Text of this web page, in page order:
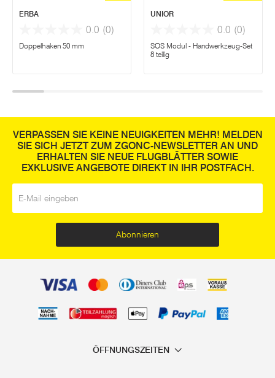
ERBA
0.0 (0)
Doppelhaken 50 mm
UNIOR
0.0 (0)
SOS Modul - Handwerkzeug-Set
8 teilig
VERPASSEN SIE KEINE NEUIGKEITEN MEHR! MELDEN
SIE SICH JETZT ZUM ZGONC-NEWSLETTER AN UND
ERHALTEN SIE NEUE FLUGBLÄTTER SOWIE
EXKLUSIVE ANGEBOTE DIREKT IN IHR POSTFACH.
Abonnieren
ÖFFNUNGSZEITEN